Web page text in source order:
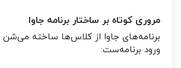
مروری کوتاه بر ساختار برنامه جاوا
برنامه‌های جاوا از کلاس‌ها ساخته می‌شن
ورود برنامه‌ست: